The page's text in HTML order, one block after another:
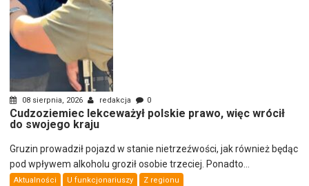
08 sierpnia, 2026 redakcja 0
Cudzoziemiec lekceważył polskie prawo, więc wrócił
do swojego kraju
Gruzin prowadził pojazd w stanie nietrzeźwości, jak również będąc
pod wpływem alkoholu groził osobie trzeciej. Ponadto...
Aktualności U funkcjonariuszy Z regionu